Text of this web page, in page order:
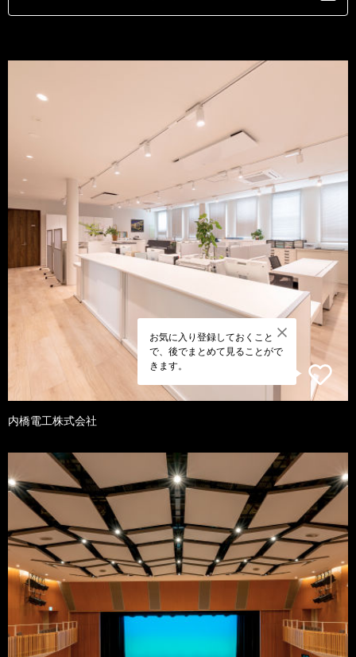
お気に入り登録しておくこと
で、後でまとめて見ることがで
きます。
内橋電工株式会社